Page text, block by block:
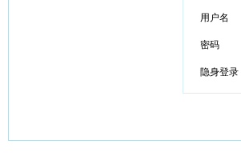
用户名
密码
隐身登录